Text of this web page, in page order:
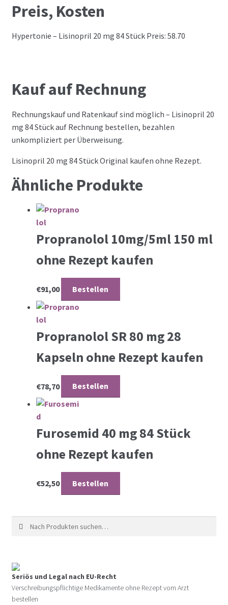
Preis, Kosten
Hypertonie – Lisinopril 20 mg 84 Stück Preis: 58.70
Kauf auf Rechnung
Rechnungskauf und Ratenkauf sind möglich – Lisinopril 20
mg 84 Stück auf Rechnung bestellen, bezahlen
unkompliziert per Überweisung.
Lisinopril 20 mg 84 Stück Original kaufen ohne Rezept.
Ähnliche Produkte
Propranolol 10mg/5ml 150 ml
ohne Rezept kaufen
€91,00 Bestellen
Propranolol SR 80 mg 28
Kapseln ohne Rezept kaufen
€78,70 Bestellen
Furosemid 40 mg 84 Stück
ohne Rezept kaufen
€52,50 Bestellen
Suche nach:
Seriös und Legal nach EU-Recht
Verschreibungspflichtige Medikamente ohne Rezept vom Arzt
bestellen